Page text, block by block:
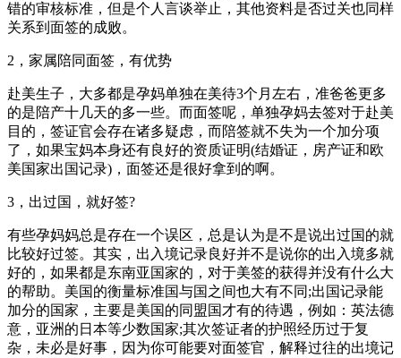
错的审核标准，但是个人言谈举止，其他资料是否过关也同样
关系到面签的成败。
2，家属陪同面签，有优势
赴美生子，大多都是孕妈单独在美待3个月左右，准爸爸更多
的是陪产十几天的多一些。而面签呢，单独孕妈去签对于赴美
目的，签证官会存在诸多疑虑，而陪签就不失为一个加分项
了，如果宝妈本身还有良好的资质证明(结婚证，房产证和欧
美国家出国记录)，面签还是很好拿到的啊。
3，出过国，就好签?
有些孕妈妈总是存在一个误区，总是认为是不是说出过国的就
比较好过签。其实，出入境记录良好并不是说你的出入境多就
好的，如果都是东南亚国家的，对于美签的获得并没有什么大
的帮助。美国的衡量标准国与国之间也大有不同;出国记录能
加分的国家，主要是美国的同盟国才有的待遇，例如：英法德
意，亚洲的日本等少数国家;其次签证者的护照经历过于复
杂，未必是好事，因为你可能要对面签官，解释过往的出境记